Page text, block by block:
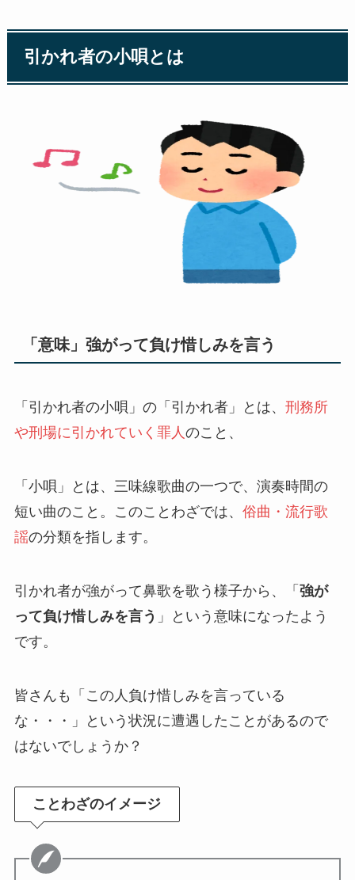
引かれ者の小唄とは
「意味」強がって負け惜しみを言う
「引かれ者の小唄」の「引かれ者」とは、 刑務所
や刑場に引かれていく罪人のこと、
「小唄」とは、三味線歌曲の一つで、演奏時間の
短い曲のこと。このことわざでは、 俗曲・流行歌
謡の分類を指します。
引かれ者が強がって鼻歌を歌う様子から、「 強が
って負け惜しみを言う 」という意味になったよう
です。
皆さんも「この人負け惜しみを言っている
な・・・」という状況に遭遇したことがあるので
はないでしょうか？
ことわざのイメージ